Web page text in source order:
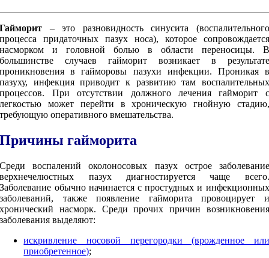
Гайморит – это разновидность синусита (воспалительного
процесса придаточных пазух носа), которое сопровождается
насморком и головной болью в области переносицы. В
большинстве случаев гайморит возникает в результате
проникновения в гайморовы пазухи инфекции. Проникая в
пазуху, инфекция приводит к развитию там воспалительных
процессов. При отсутствии должного лечения гайморит с
легкостью может перейти в хроническую гнойную стадию,
требующую оперативного вмешательства.
Причины гайморита
Среди воспалений околоносовых пазух острое заболевание
верхнечелюстных пазух диагностируется чаще всего.
Заболевание обычно начинается с простудных и инфекционных
заболеваний, также появление гайморита провоцирует и
хронический насморк. Среди прочих причин возникновения
заболевания выделяют:
искривление носовой перегородки (врожденное или
приобретенное);